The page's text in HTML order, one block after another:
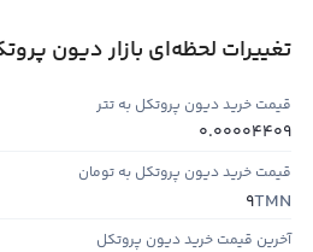
تغییرات لحظه‌ای بازار دیون
قیمت خرید دیون پروتکل به تتر
0.00004409
قیمت خرید دیون پروتکل به تومان
TMN
9
آخرین قیمت خرید دیون پروتکل